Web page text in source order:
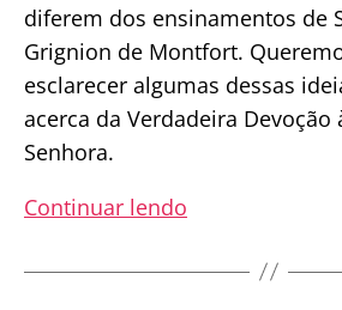
diferem dos ensinamentos de
Grignion de Montfort.
esclarecer algumas dessas
acerca da Verdadeira Devoção
Senhora.
Continuar lendo
mais